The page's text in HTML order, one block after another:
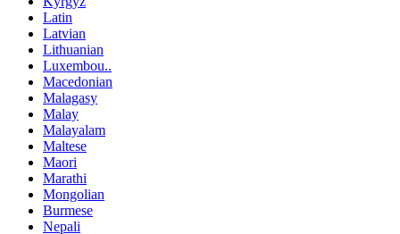
Latin
Latvian
Lithuanian
Luxembou..
Macedonian
Malagasy
Malay
Malayalam
Maltese
Maori
Marathi
Mongolian
Burmese
Nepali